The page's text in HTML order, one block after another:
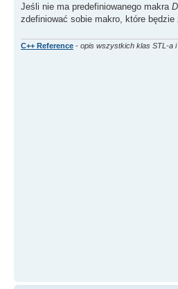
Jeśli nie ma predefiniowanego makra
zdefiniować sobie makro, które będzie
C++ Reference - opis wszystkich klas STL-a i